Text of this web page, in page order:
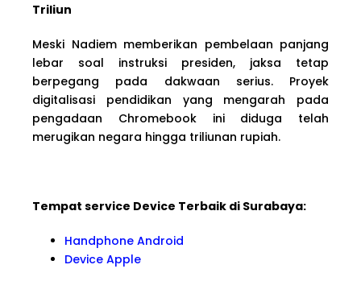
Triliun
Meski Nadiem memberikan pembelaan panjang
lebar soal instruksi presiden, jaksa tetap
berpegang pada dakwaan serius. Proyek
digitalisasi pendidikan yang mengarah pada
pengadaan Chromebook ini diduga telah
merugikan negara hingga triliunan rupiah.
Tempat service Device Terbaik di Surabaya:
Handphone Android
Device Apple